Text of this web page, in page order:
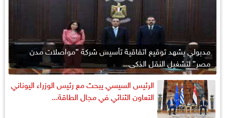
مدبولي يشهد توقيع اتفاقية تأسيس شركة ”مواصلات مدن
مصر” لتشغيل النقل الذكي...
الرئيس السيسي يبحث مع رئيس الوزراء اليوناني
التعاون الثنائي في مجال الطاقة...